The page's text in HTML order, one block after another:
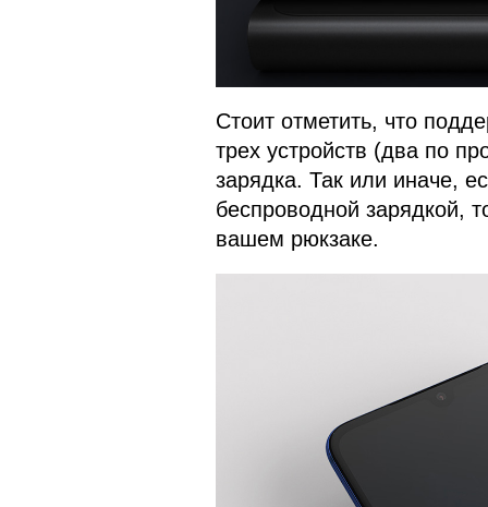
Стоит отметить, что
трех устройств (два по
зарядка. Так или иначе,
беспроводной зарядкой,
вашем рюкзаке.